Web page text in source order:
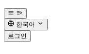
한국어
로그인